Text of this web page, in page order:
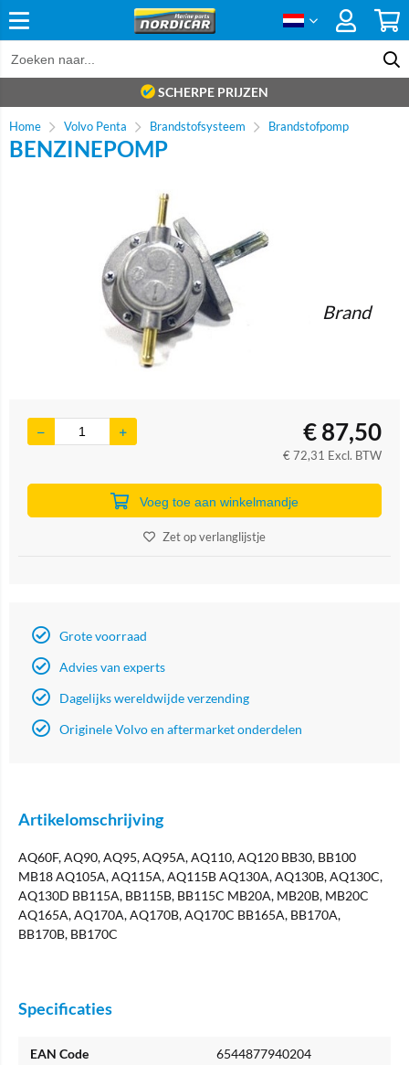
SCHERPE PRIJZEN
Home Volvo Penta Brandstofsysteem Brandstofpomp
BENZINEPOMP
Brand
€87,50
€72,31 Excl. BTW
Voeg toe aan winkelmandje
Zet op verlanglijstje
Grote voorraad
Advies van experts
Dagelijks wereldwijde verzending
Originele Volvo en aftermarket onderdelen
Artikelomschrijving
AQ60F, AQ90, AQ95, AQ95A, AQ110, AQ120 BB30, BB100
MB18 AQ105A, AQ115A, AQ115B AQ130A, AQ130B, AQ130C,
AQ130D BB115A, BB115B, BB115C MB20A, MB20B, MB20C
AQ165A, AQ170A, AQ170B, AQ170C BB165A, BB170A,
BB170B, BB170C
Specificaties
EAN Code 6544877940204